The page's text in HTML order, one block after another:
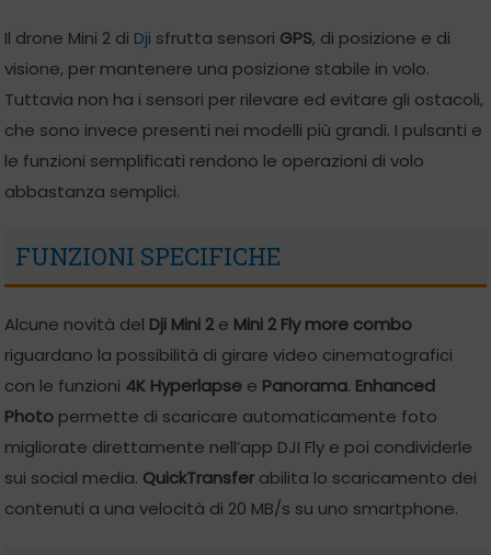
Il drone Mini 2 di Dji sfrutta sensori GPS, di posizione e di
visione, per mantenere una posizione stabile in volo.
Tuttavia non ha i sensori per rilevare ed evitare gli ostacoli,
che sono invece presenti nei modelli più grandi. I pulsanti e
le funzioni semplificati rendono le operazioni di volo
abbastanza semplici.
FUNZIONI SPECIFICHE
Alcune novità del Dji Mini 2 e Mini 2 Fly more combo
riguardano la possibilità di girare video cinematografici
con le funzioni 4K Hyperlapse e Panorama. Enhanced
Photo permette di scaricare automaticamente foto
migliorate direttamente nell’app DJI Fly e poi condividerle
sui social media. QuickTransfer abilita lo scaricamento dei
contenuti a una velocità di 20 MB/s su uno smartphone.